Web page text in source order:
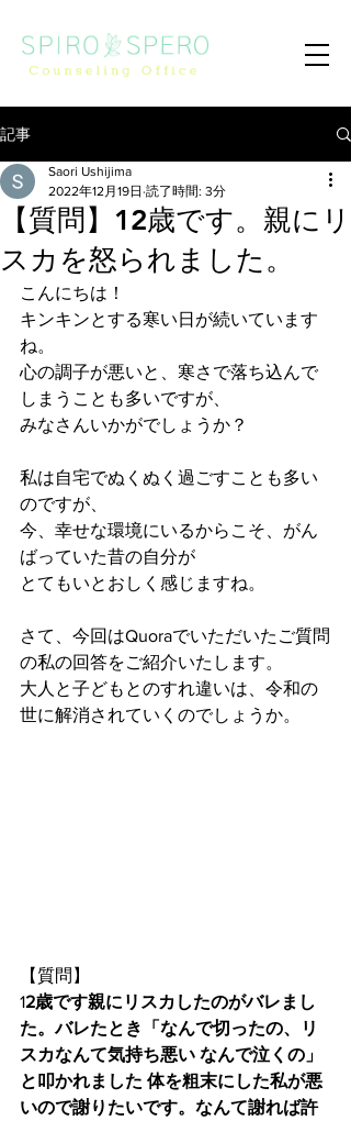
記事
【質問】12歳です。親にリ
スカを怒られました。
Saori Ushijima
2022年12月19日 読了時間: 3分
こんにちは！
キンキンとする寒い日が続いています
ね。
心の調子が悪いと、寒さで落ち込んで
しまうことも多いですが、
みなさんいかがでしょうか？
私は自宅でぬくぬく過ごすことも多い
のですが、
今、幸せな環境にいるからこそ、がん
ばっていた昔の自分が
とてもいとおしく感じますね。
さて、今回はQuoraでいただいたご質問
の私の回答をご紹介いたします。
大人と子どもとのすれ違いは、令和の
世に解消されていくのでしょうか。
【質問】
12歳です親にリスカしたのがバレまし
た。バレたとき「なんで切ったの、リ
スカなんて気持ち悪い なんで泣くの」
と叩かれました 体を粗末にした私が悪
いので謝りたいです。なんて謝れば許